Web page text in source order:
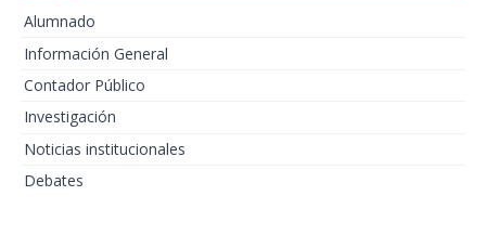
Alumnado
Información General
Contador Público
Investigación
Noticias institucionales
Debates